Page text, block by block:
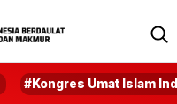
#Kongres Umat Islam